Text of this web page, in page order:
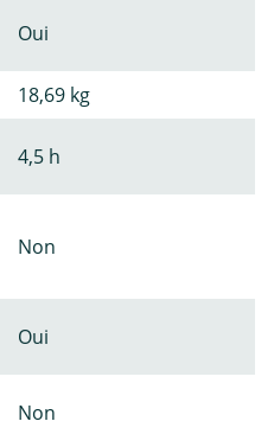
Oui
18,69 kg
4,5 h
Non
Oui
Non